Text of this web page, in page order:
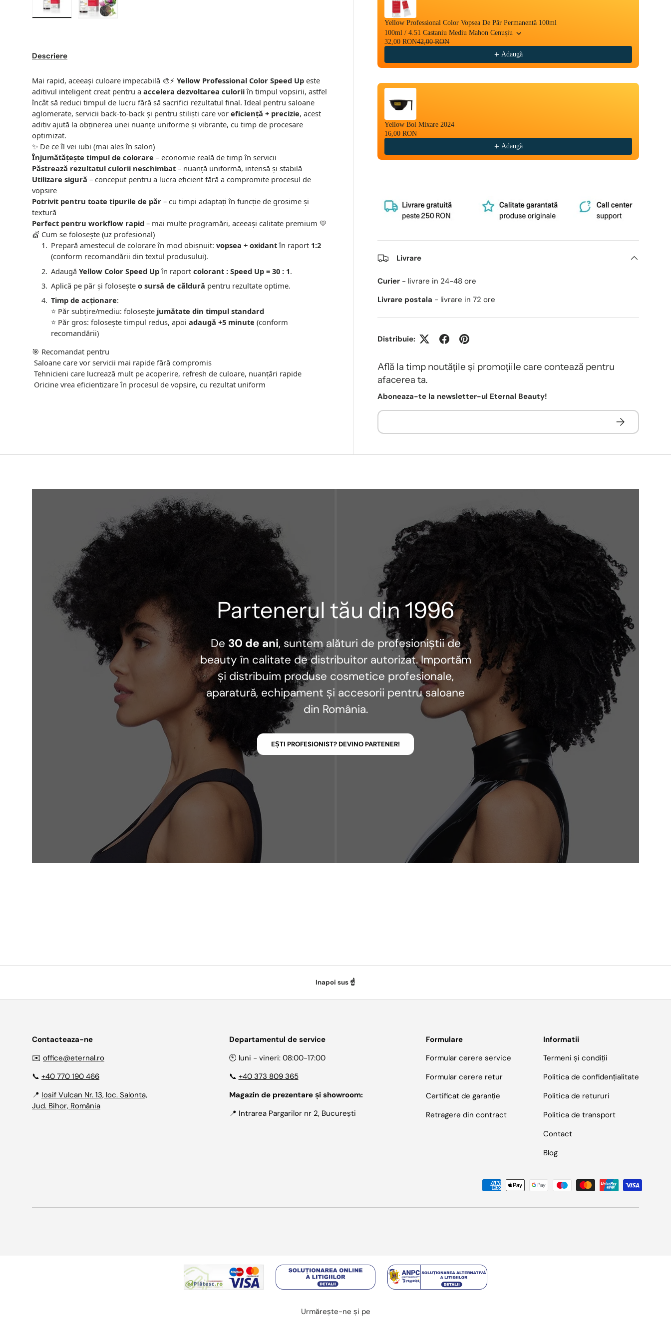
Yellow Professional Color Vopsea De Păr Permanentă 100ml
100ml / 4.51 Castaniu Mediu Mahon Cenușiu
32,00 RON42,00 RON
Adaugă
Yellow Bol Mixare 2024
16,00 RON
Adaugă
Livrare
Curier - livrare in 24-48 ore
Livrare postala - livrare in 72 ore
Distribuie:
Află la timp noutățile și promoțiile care contează pentru
afacerea ta.
Aboneaza-te la newsletter-ul Eternal Beauty!
Descriere
Mai rapid, aceeași culoare impecabilă 🎨⚡ Yellow Professional Color Speed Up este
aditivul inteligent creat pentru a accelera dezvoltarea culoriiîn timpul vopsirii, astfel
încât să reduci timpul de lucru fără să sacrifici rezultatul final. Ideal pentru saloane
aglomerate, servicii back-to-back și pentru stiliști care vor eficiență + precizie, acest
aditiv ajută la obținerea unei nuanțe uniforme și vibrante, cu timp de procesare
optimizat.
✨ De ce îl vei iubi (mai ales în salon)
Înjumătățește timpul de colorare – economie reală de timp în servicii
Păstrează rezultatul culorii neschimbat – nuanță uniformă, intensă și stabilă
Utilizare sigură – conceput pentru a lucra eficient fără a compromite procesul de
vopsire
Potrivit pentru toate tipurile de păr – cu timpi adaptați în funcție de grosime și
textură
Perfect pentru workflow rapid – mai multe programări, aceeași calitate premium 💛
💇 Cum se folosește (uz profesional)
Prepară amestecul de colorare în mod obișnuit:vopsea + oxidantîn raport 1:2
(conform recomandării din textul produsului).
AdaugăYellow Color Speed Upîn raportcolorant : Speed Up = 30 : 1.
Aplică pe păr și foloseșteo sursă de căldură pentru rezultate optime.
Timp de acționare:
⭐ Păr subțire/mediu: folosește jumătate din timpul standard
⭐ Păr gros: folosește timpul redus, apoiadaugă +5 minute (conform
recomandării)
🎯 Recomandat pentru
Saloane care vor servicii mai rapide fără compromis
Tehnicieni care lucrează mult pe acoperire, refresh de culoare, nuanțări rapide
Oricine vrea eficientizare în procesul de vopsire, cu rezultat uniform
Partenerul tău din 1996
De 30 de ani, suntem alături de profesioniștii de
beauty în calitate de distribuitor autorizat. Importăm
și distribuim produse cosmetice profesionale,
aparatură, echipament și accesorii pentru saloane
din România.
EȘTI PROFESIONIST? DEVINO PARTENER!
Inapoi sus ☝️
Contacteaza-ne
✉️ office@eternal.ro
📞 +40 770 190 466
📍 Iosif Vulcan Nr. 13, loc. Salonta,
Jud. Bihor, România
Departamentul de service
🕙 luni - vineri: 08:00-17:00
📞 +40 373 809 365
Magazin de prezentare și showroom:
📍 Intrarea Pargarilor nr 2, București
Formulare
Formular cerere service
Formular cerere retur
Certificat de garanție
Retragere din contract
Informatii
Termeni și condiții
Politica de confidențialitate
Politica de retururi
Politica de transport
Contact
Blog
Urmărește-ne și pe